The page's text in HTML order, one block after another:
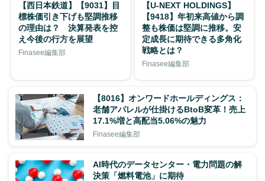
【西日本鉄道】【9031】目
標株価引き下げも堅調推移
の理由は？ 決算発表を控
え今後の行方を展望
Finasee編集部
【U-NEXT HOLDINGS】
【9418】年初来高値から調
整も株価は堅調に推移。安
定成長に期待できる多角化
戦略とは？
Finasee編集部
【8016】オンワードホールディングス：
老舗アパレルが仕掛けるBtoB変革！売上
17.1%増と高配当5.06%の魅力
Finasee編集部
AI時代のデータセンター・電力問題の解
決策「燃料電池」に期待